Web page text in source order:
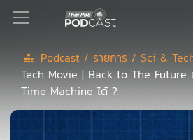
Podcast
เพล
Podcast / รายการ / Sci &
Tech Movie | Back to The Future เ
Time Machine ได้ ?